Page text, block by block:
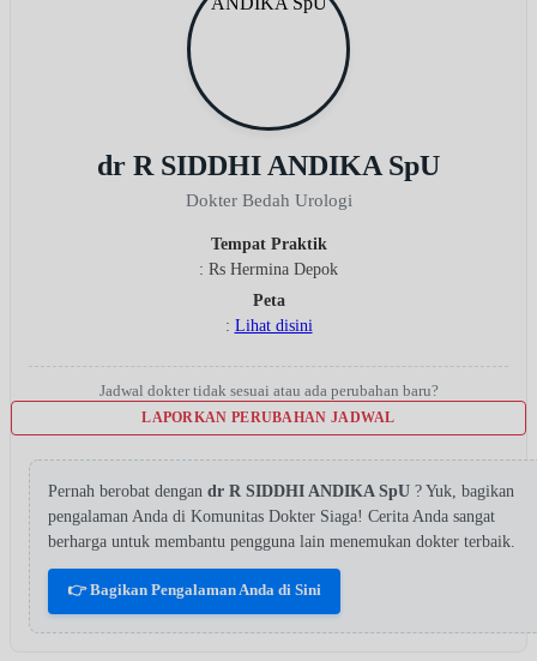
dr R SIDDHI ANDIKA SpU
Dokter Bedah Urologi
Tempat Praktik
: Rs Hermina Depok
Peta
: Lihat disini
Jadwal dokter tidak sesuai atau ada perubahan baru?
LAPORKAN PERUBAHAN JADWAL
Pernah berobat dengan dr R SIDDHI ANDIKA SpU ? Yuk, bagikan
pengalaman Anda di Komunitas Dokter Siaga! Cerita Anda sangat
berharga untuk membantu pengguna lain menemukan dokter terbaik.
👉 Bagikan Pengalaman Anda di Sini